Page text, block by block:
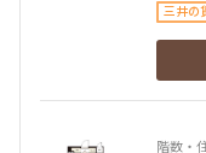
三井の